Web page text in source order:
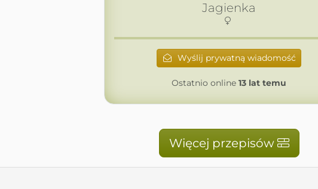
Jagienka
Wyślij prywatną wiadomość
Ostatnio online 13 lat temu
Więcej przepisów